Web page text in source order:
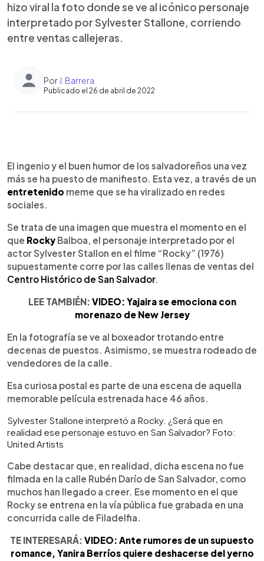
hizo viral la foto donde se ve al icónico personaje
interpretado por Sylvester Stallone, corriendo
entre ventas callejeras.
Por J. Barrera
Publicado el 26 de abril de 2022
► Escuchar artículo
El ingenio y el buen humor de los salvadoreños una vez
más se ha puesto de manifiesto. Esta vez, a través de un
entretenido meme que se ha viralizado en redes
sociales.
Se trata de una imagen que muestra el momento en el
que Rocky Balboa, el personaje interpretado por el
actor Sylvester Stallon en el filme “Rocky” (1976)
supuestamente corre por las calles llenas de ventas del
Centro Histórico de San Salvador.
LEE TAMBIÉN: VIDEO: Yajaira se emociona con
morenazo de New Jersey
En la fotografía se ve al boxeador trotando entre
decenas de puestos. Asimismo, se muestra rodeado de
vendedores de la calle.
Esa curiosa postal es parte de una escena de aquella
memorable película estrenada hace 46 años.
Sylvester Stallone interpretó a Rocky. ¿Será que en
realidad ese personaje estuvo en San Salvador? Foto:
United Artists
Cabe destacar que, en realidad, dicha escena no fue
filmada en la calle Rubén Darío de San Salvador, como
muchos han llegado a creer. Ese momento en el que
Rocky se entrena en la vía pública fue grabada en una
concurrida calle de Filadelfia.
TE INTERESARÁ: VIDEO: Ante rumores de un supuesto
romance, Yanira Berríos quiere deshacerse del yerno